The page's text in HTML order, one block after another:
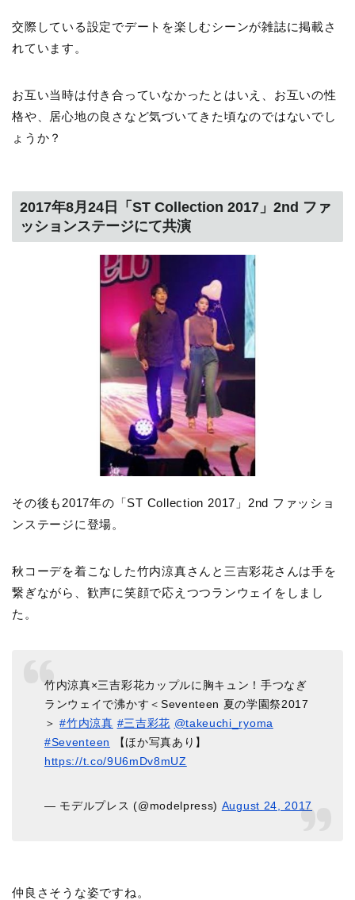
交際している設定でデートを楽しむシーンが雑誌に掲載さ
れています。
お互い当時は付き合っていなかったとはいえ、お互いの性
格や、居心地の良さなど気づいてきた頃なのではないでし
ょうか？
2017年8月24日「ST Collection 2017」2nd ファ
ッションステージにて共演
その後も2017年の「ST Collection 2017」2nd ファッショ
ンステージに登場。
秋コーデを着こなした竹内涼真さんと三吉彩花さんは手を
繋ぎながら、歓声に笑顔で応えつつランウェイをしまし
た。
竹内涼真×三吉彩花カップルに胸キュン！手つなぎ
ランウェイで沸かす＜Seventeen 夏の学園祭2017
＞#竹内涼真 #三吉彩花 @takeuchi_ryoma
#Seventeen
【ほか写真あり】
https://t.co/9U6mDv8mUZ
— モデルプレス (@modelpress) August 24, 2017
仲良さそうな姿ですね。